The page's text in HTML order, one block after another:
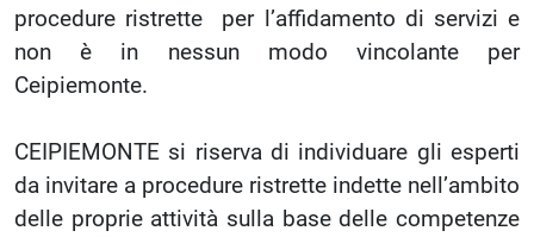
procedure ristrette per l’affidamento di servizi e
non è in nessun modo vincolante per
Ceipiemonte.
CEIPIEMONTE si riserva di individuare gli esperti
da invitare a procedure ristrette indette nell’ambito
delle proprie attività sulla base delle competenze